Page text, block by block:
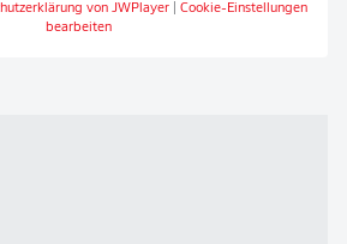
von JWPlayer| Cookie-Einstellungen
bearbeiten